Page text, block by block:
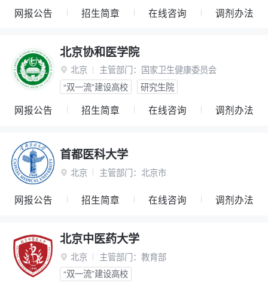
网报公告 招生简章 在线咨询 调剂办法
北京协和医学院
 北京 主管部门： 国家卫生健康委员会
“双一流”建设高校
研究生院
网报公告 招生简章 在线咨询 调剂办法
首都医科大学
 北京 主管部门： 北京市
网报公告 招生简章 在线咨询 调剂办法
北京中医药大学
 北京 主管部门： 教育部
“双一流”建设高校